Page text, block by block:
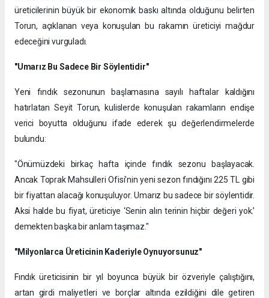
üreticilerinin büyük bir ekonomik baskı altında olduğunu belirten
Torun, açıklanan veya konuşulan bu rakamın üreticiyi mağdur
edeceğini vurguladı.
"Umarız Bu Sadece Bir Söylentidir"
​Yeni fındık sezonunun başlamasına sayılı haftalar kaldığını
hatırlatan Seyit Torun, kulislerde konuşulan rakamların endişe
verici boyutta olduğunu ifade ederek şu değerlendirmelerde
bulundu:
​"Önümüzdeki birkaç hafta içinde fındık sezonu başlayacak.
Ancak Toprak Mahsulleri Ofisi’nin yeni sezon fındığını 225 TL gibi
bir fiyattan alacağı konuşuluyor. Umarız bu sadece bir söylentidir.
Aksi halde bu fiyat, üreticiye ‘Senin alın terinin hiçbir değeri yok.’
demekten başka bir anlam taşımaz."
"Milyonlarca Üreticinin Kaderiyle Oynuyorsunuz"
Fındık üreticisinin bir yıl boyunca büyük bir özveriyle çalıştığını,
artan girdi maliyetleri ve borçlar altında ezildiğini dile getiren